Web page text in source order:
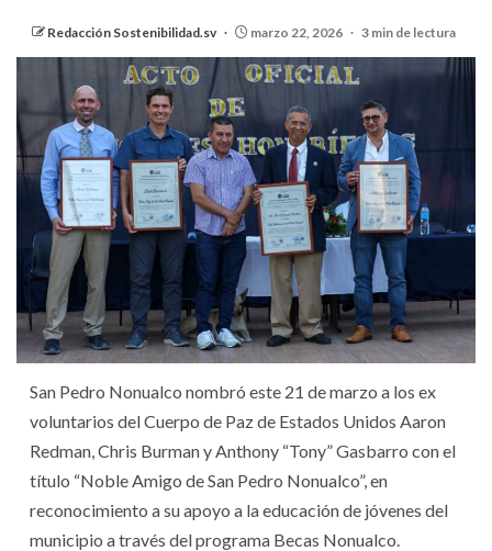
Redacción Sostenibilidad.sv marzo 22, 2026 3 min de lectura
San Pedro Nonualco nombró este 21 de marzo a los ex
voluntarios del Cuerpo de Paz de Estados Unidos Aaron
Redman, Chris Burman y Anthony “Tony” Gasbarro con el
título “Noble Amigo de San Pedro Nonualco”, en
reconocimiento a su apoyo a la educación de jóvenes del
municipio a través del programa Becas Nonualco.